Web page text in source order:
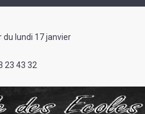
lundi 17 janvier
23 43 32